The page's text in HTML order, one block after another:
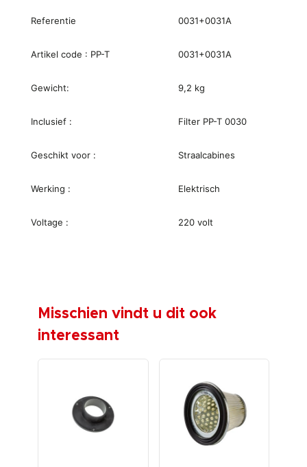
Referentie 0031+0031A
Artikel code : PP-T 0031+0031A
Gewicht: 9,2 kg
Inclusief : Filter PP-T 0030
Geschikt voor : Straalcabines
Werking : Elektrisch
Voltage : 220 volt
Misschien vindt u dit ook
interessant